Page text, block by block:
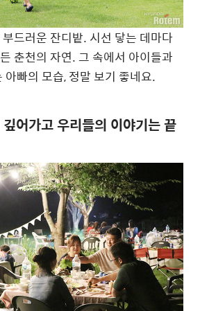
드러운 잔디밭. 시선 닿는 데마다
춘천의 자연. 그 속에서 아이들과
아빠의 모습, 정말 보기 좋네요.
어가고 우리들의 이야기는 끝